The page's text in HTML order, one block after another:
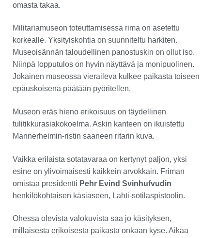
omasta takaa.
Militariamuseon toteuttamisessa rima on asetettu
korkealle. Yksityiskohtia on suunniteltu harkiten.
Museoisännän taloudellinen panostuskin on ollut iso.
Niinpä lopputulos on hyvin näyttävä ja monipuolinen.
Jokainen museossa vieraileva kulkee paikasta toiseen
epäuskoisena päätään pyöritellen.
Museon eräs hieno erikoisuus on täydellinen
tulitikkurasiakokoelma. Askin kanteen on ikuistettu
Mannerheimin-ristin saaneen ritarin kuva.
Vaikka erilaista sotatavaraa on kertynyt paljon, yksi
esine on ylivoimaisesti kaikkein arvokkain. Friman
omistaa presidentti Pehr Evind Svinhufvudin
henkilökohtaisen käsiaseen, Lahti-sotilaspistoolin.
Ohessa olevista valokuvista saa jo käsityksen,
millaisesta erikoisesta paikasta onkaan kyse. Aikaa